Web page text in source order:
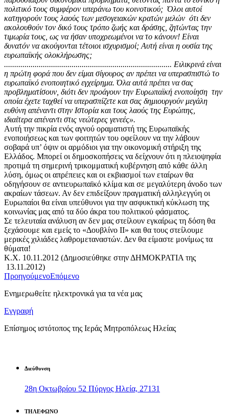
πολιτικό τους συμφέρον υπεράνω του κοινοτικού; Όλοι αυτοί
κατηγορούν τους λαούς των μεσογειακών κρατών μελών ότι δεν
ακολουθούν τον δικό τους τρόπο ζωής και δράσης, ζητώντας την
τιμωρία τους, ως να ήσαν υποχρεωμένοι να το κάνουν! Είναι
δυνατόν να ακούγονται τέτοιοι ισχυρισμοί; Αυτή είναι η ουσία της
ευρωπαϊκής ολοκλήρωσης;
.................................................................................. Ειλικρινά είναι
η πρώτη φορά που δεν είμαι σίγουρος αν πρέπει να υπερασπιστώ το
ευρωπαϊκό ενοποιητικό εγχείρημα. Όλα αυτά πρέπει να σας
προβληματίσουν, διότι δεν προάγουν την Ευρωπαϊκή ενοποίηση την
οποία έχετε ταχθεί να υπερασπίζετε και σας δημιουργούν μεγάλη
ευθύνη απέναντι στην Ιστορία και τους λαούς της Ευρώπης,
ιδιαίτερα απέναντι στις νεώτερες γενεές».
Αυτή την πικρία ενός αγνού οραματιστή της Ευρωπαϊκής
ενοποιήσεως και των φοιτητών του οφείλουν να την λάβουν
σοβαρά υπ’ όψιν οι αρμόδιοι για την οικονομική στήριξη της
Ελλάδος. Μπορεί οι δημοσκοπήσεις να δείχνουν ότι η πλειοψηφία
προτιμά τη σημερινή τρικομματική κυβέρνηση από κάθε άλλη
λύση, όμως οι απρέπειες και οι εκβιασμοί των εταίρων θα
οδηγήσουν σε αντιευρωπαϊκό κλίμα και σε μεγαλύτερη άνοδο των
ακραίων τάσεων. Αν δεν επιδείξουν πραγματική αλληλεγγύη οι
Ευρωπαίοι θα είναι υπεύθυνοι για την ασφυκτική κύκλωση της
κοινωνίας μας από τα δύο άκρα του πολιτικού φάσματος.
Σε τελευταία ανάλυση αν δεν μας στείλουν εγκαίρως τη δόση θα
ξεχάσουμε και εμείς το «Δουβλίνο ΙΙ» και θα τους στείλουμε
μερικές χιλιάδες λαθρομεταναστών. Δεν θα είμαστε μονίμως τα
θύματα!
Κ.Χ. 10.11.2012 (Δημοσιεύθηκε στην ΔΗΜΟΚΡΑΤΙΑ της
13.11.2012)
ΠροηγούμενοΕπόμενο
Ενημερωθείτε ηλεκτρονικά για τα νέα μας
Εγγραφή
Επίσημος ιστότοπος της Ιεράς Μητροπόλεως Ηλείας
Διεύθυνση
28η Οκτωβρίου 52 Πύργος Ηλεία, 27131
ΤΗΛΕΦΩΝΟ